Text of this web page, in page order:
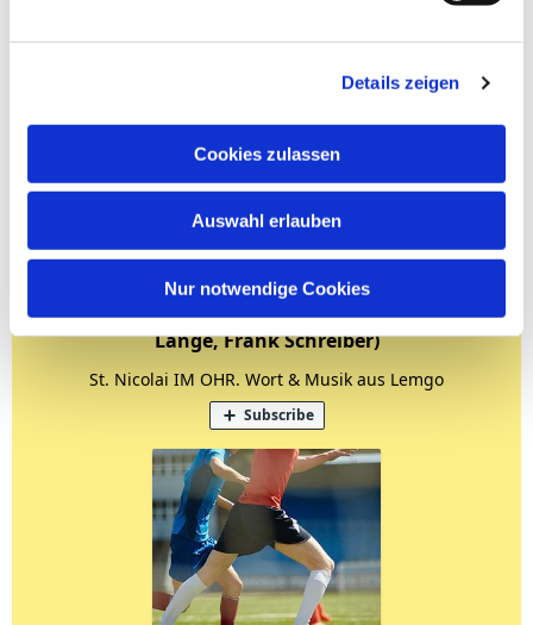
Details zeigen
Cookies zulassen
Auswahl erlauben
Nur notwendige Cookies